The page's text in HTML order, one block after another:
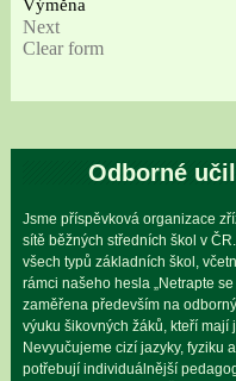
Odborné
Jsme příspěvková organizace
sítě běžných středních škol v
všech typů základních škol,
rámci našeho hesla „Netrapte
zaměřena především na
výuku šikovných žáků, kteří
Nevyučujeme cizí jazyky, fyziku
potřebují individuálnější